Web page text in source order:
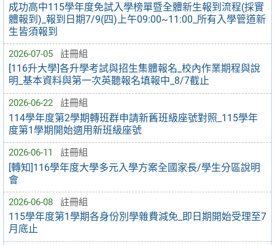
成功高中115學年度免試入學榜單暨全體新生報到流程(採實
體報到)_報到日期7/9(四)上午09:00~11:00_所有入學管道新
生皆須報到
2026-07-05 註冊組
[116升大學]各升學考試與招生集體報名_校內作業期程與說
明_基本資料與第一次英聽報名填報中_8/7截止
2026-06-22 註冊組
114學年度第2學期轉班群申請新舊班級座號對照_115學年
度第1學期開始適用新班級座號
2026-06-11 註冊組
[轉知]116學年度大學多元入學方案全國家長/學生分區說明
會
2026-06-08 註冊組
115學年度第1學期各身份別學雜費減免_即日期開始受理至7
月底止